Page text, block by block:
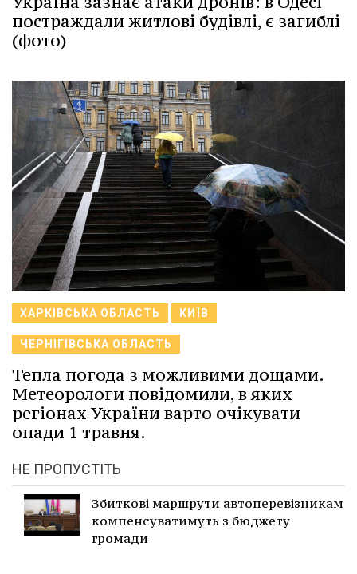
постраждали житлові будівлі, є загиблі
(фото)
ХАРКІВСЬКА ОБЛАСТЬ КИЇВ
ЧЕРНІГІВСЬКА ОБЛАСТЬ
Тепла погода з можливими дощами.
Метеорологи повідомили, в яких
регіонах України варто очікувати
опади 1 травня.
НЕ ПРОПУСТІТЬ
Збиткові маршрути автоперевізникам
компенсуватимуть з бюджету
громади